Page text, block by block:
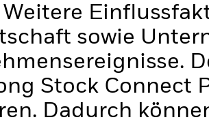
Weitere
sowie
Stock Connect
Dadurch